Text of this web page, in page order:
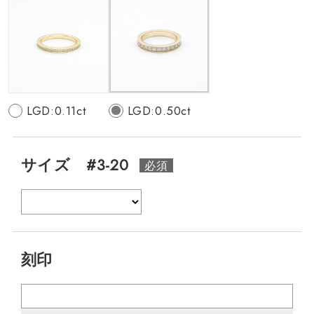
LGD:0.11ct LGD:0.50ct
サイズ #3-20
刻印